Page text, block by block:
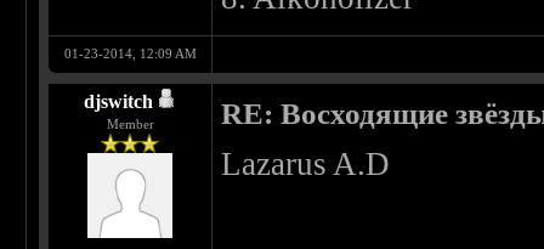
01-23-2014, 12:09 AM
djswitch
Member RE: Восходящие
Lazarus A.D